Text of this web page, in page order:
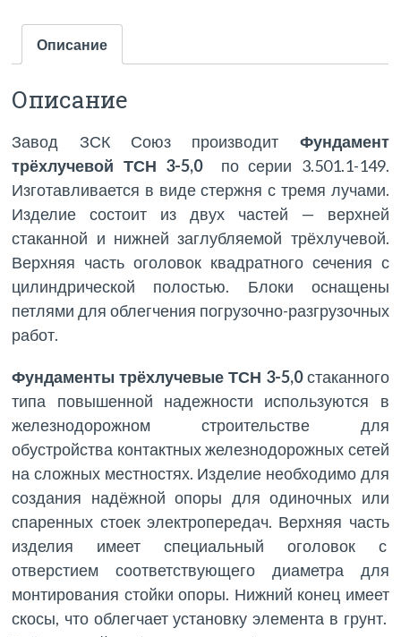
Описание
Описание
Завод ЗСК Союз производит Фундамент
трёхлучевой ТСН 3-5,0
по серии 3.501.1-149.
Изготавливается в виде стержня с тремя лучами.
Изделие состоит из двух частей — верхней
стаканной и нижней заглубляемой трёхлучевой.
Верхняя часть оголовок квадратного сечения с
цилиндрической полостью. Блоки оснащены
петлями для облегчения погрузочно-разгрузочных
работ.
Фундаменты трёхлучевые ТСН 3-5,0стаканного
типа повышенной надежности используются в
железнодорожном строительстве для
обустройства контактных железнодорожных сетей
на сложных местностях. Изделие необходимо для
создания надёжной опоры для одиночных или
спаренных стоек электропередач. Верхняя часть
изделия имеет специальный оголовок с
отверстием соответствующего диаметра для
монтирования стойки опоры. Нижний конец имеет
скосы, что облегчает установку элемента в грунт.